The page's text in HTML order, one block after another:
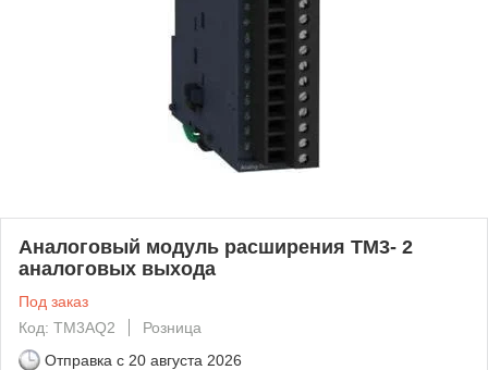
Аналоговый модуль расширения ТМ3- 2
аналоговых выхода
Под заказ
Код: TM3AQ2
Розница
Отправка с 20 августа 2026